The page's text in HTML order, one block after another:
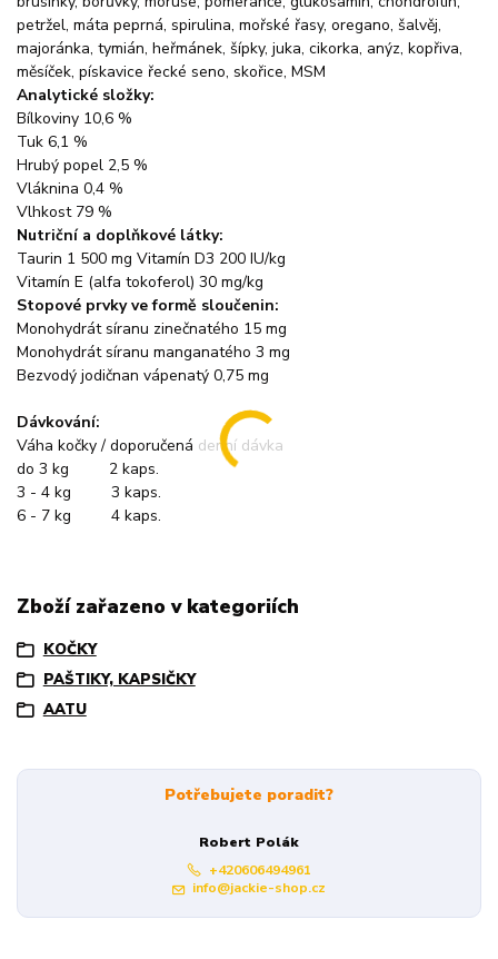
petržel, máta peprná, spirulina, mořské řasy, oregano, šalvěj,
majoránka, tymián, heřmánek, šípky, juka, cikorka, anýz, kopřiva,
měsíček, pískavice řecké seno, skořice, MSM
Analytické složky:
Bílkoviny 10,6 %
Tuk 6,1 %
Hrubý popel 2,5 %
Vláknina 0,4 %
Vlhkost 79 %
Nutriční a doplňkové látky:
Taurin 1 500 mg Vitamín D3 200 IU/kg
Vitamín E (alfa tokoferol) 30 mg/kg
Stopové prvky ve formě sloučenin:
Monohydrát síranu zinečnatého 15 mg
Monohydrát síranu manganatého 3 mg
Bezvodý jodičnan vápenatý 0,75 mg
Dávkování:
Váha kočky / doporučená denní dávka
do 3 kg 2 kaps.
3 - 4 kg 3 kaps.
6 - 7 kg 4 kaps.
Zboží zařazeno v kategoriích
KOČKY
PAŠTIKY, KAPSIČKY
AATU
Potřebujete poradit?
Robert Polák
+420606494961
info@jackie-shop.cz